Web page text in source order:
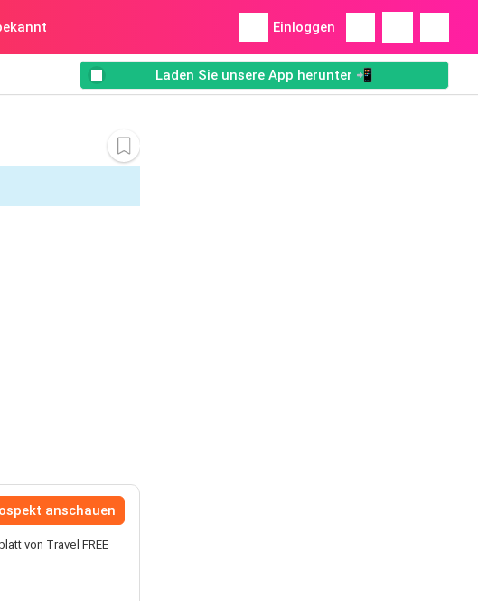
Einloggen
Laden Sie unsere App herunter 📲
anschauen
von Travel FREE